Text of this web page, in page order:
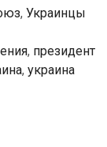
, Украинцы
, президент
, украина